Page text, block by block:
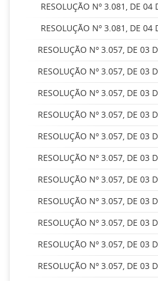
RESOLUÇÃO Nº 3.081, DE 04
RESOLUÇÃO Nº 3.081, DE 04
RESOLUÇÃO Nº 3.057, DE 03
RESOLUÇÃO Nº 3.057, DE 03
RESOLUÇÃO Nº 3.057, DE 03
RESOLUÇÃO Nº 3.057, DE 03
RESOLUÇÃO Nº 3.057, DE 03
RESOLUÇÃO Nº 3.057, DE 03
RESOLUÇÃO Nº 3.057, DE 03
RESOLUÇÃO Nº 3.057, DE 03
RESOLUÇÃO Nº 3.057, DE 03
RESOLUÇÃO Nº 3.057, DE 03
RESOLUÇÃO Nº 3.057, DE 03